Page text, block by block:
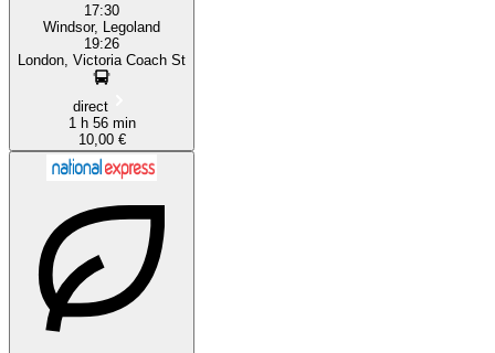
17:30
Windsor, Legoland
19:26
London, Victoria Coach St
direct
1 h 56 min
10,00 €